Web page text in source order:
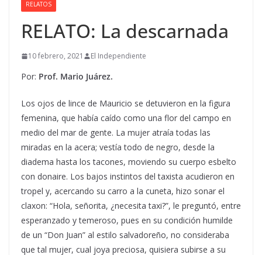
RELATOS
RELATO: La descarnada
10 febrero, 2021 El Independiente
Por: Prof. Mario Juárez.
Los ojos de lince de Mauricio se detuvieron en la figura
femenina, que había caído como una flor del campo en
medio del mar de gente. La mujer atraía todas las
miradas en la acera; vestía todo de negro, desde la
diadema hasta los tacones, moviendo su cuerpo esbelto
con donaire. Los bajos instintos del taxista acudieron en
tropel y, acercando su carro a la cuneta, hizo sonar el
claxon: “Hola, señorita, ¿necesita taxi?”, le preguntó, entre
esperanzado y temeroso, pues en su condición humilde
de un “Don Juan” al estilo salvadoreño, no consideraba
que tal mujer, cual joya preciosa, quisiera subirse a su